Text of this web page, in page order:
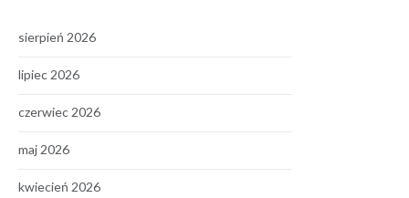
sierpień 2026
lipiec 2026
czerwiec 2026
maj 2026
kwiecień 2026